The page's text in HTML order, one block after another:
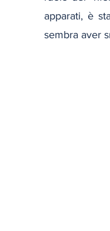
apparati, è
sembra aver